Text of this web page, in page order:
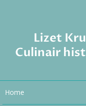
Lizet
Culinair
Home